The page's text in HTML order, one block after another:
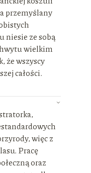
przemyślany
niesie ze sobą
wielkim
że wszyscy
całości.
więc z
Pracę
oraz